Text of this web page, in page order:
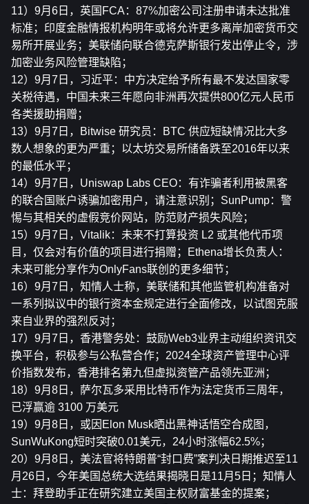
11）9月6日，英国FCA：87%加密公司注册申请未达批准
标准；印度金融情报机构明年或将允许更多离岸加密货币交
易所开展业务；美联储向联合德克萨斯银行发出停止令，涉
加密业务风险管理缺陷；
12）9月7日，习近平：中方决定给予所有最不发达国家零
关税待遇，中国未来三年愿向非洲再次提供800亿元人民币
各类援助捐赠；
13）9月7日，Bitwise 研究员：BTC 供应短缺情况比大多
数人想象的更为严重；以太坊交易所储备跌至2016年以来
的最低水平；
14）9月7日，Uniswap Labs CEO：有诈骗者利用被黑客
的联合国账户诱骗加密用户，请注意识别；SunPump：警
惕与其相关的虚假竞价网站，防范财产损失风险；
15）9月7日，Vitalik：未来不打算投资 L2 或其他代币项
目，仅会对有价值的项目进行捐赠；Ethena增长负责人：
未来可能分享作为OnlyFans联创的更多细节；
16）9月7日，知情人士称，美联储和其他监管机构准备对
一系列拟议中的银行资本金规定进行全面修改，以试图克服
来自业界的强烈反对；
17）9月7日，香港警务处：鼓励Web3业界主动组织资讯交
换平台，积极参与公私营合作；2024全球资产管理中心评
价指数发布，香港排名第九但虚拟资管产品领先亚洲；
18）9月8日，萨尔瓦多采用比特币作为法定货币三周年，
已浮赢逾 3100 万美元
19）9月8日，或因Elon Musk晒出黑神话悟空合成图，
SunWuKong短时突破0.01美元，24小时涨幅62.5%；
20）9月8日，美法官将特朗普“封口费”案判决日期推迟至11
月26日，今年美国总统大选结果揭晓日是11月5日；知情人
士：拜登助手正在研究建立美国主权财富基金的提案；